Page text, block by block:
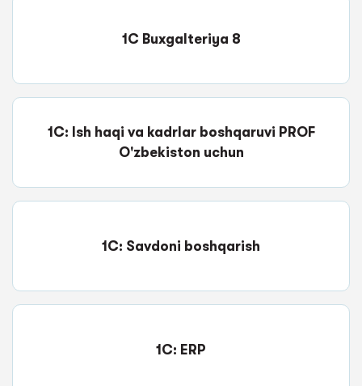
1C Buxgalteriya 8
1C: Ish haqi va kadrlar boshqaruvi PROF
O'zbekiston uchun
1C: Savdoni boshqarish
1C: ERP